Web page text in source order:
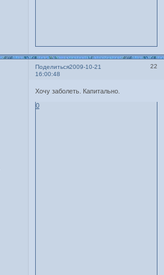
Поделиться 22
2009-10-21
16:00:48
Хочу заболеть. Капитально.
0